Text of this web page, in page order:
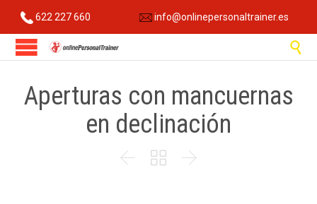
622 227 660 info@onlinepersonaltrainer.es

Aperturas con mancuernas
en declinación
  